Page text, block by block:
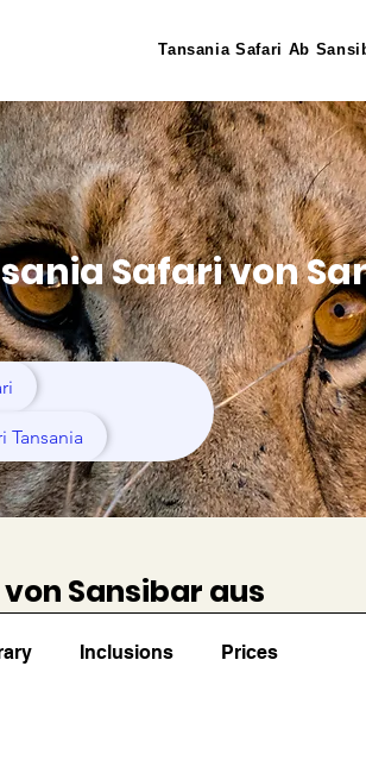
Tansania Safari Ab
Safari von
Tansania
Sansibar aus
Inclusions Prices